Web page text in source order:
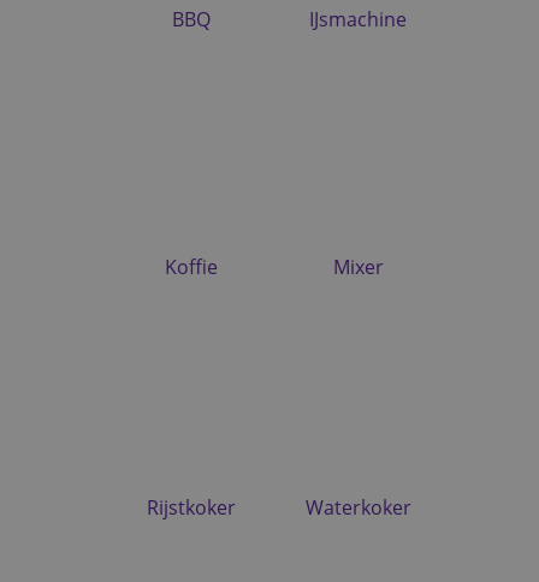
BBQ IJsmachine
Koffie Mixer
Rijstkoker Waterkoker